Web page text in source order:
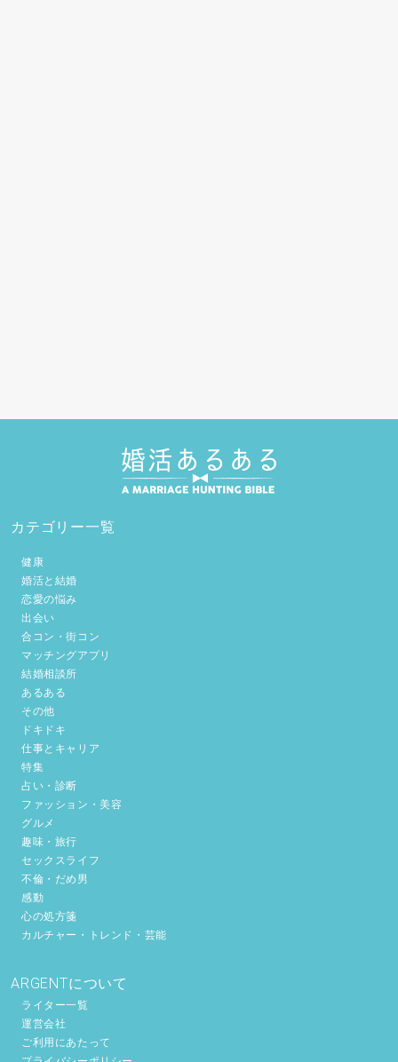
カテゴリー一覧
健康
婚活と結婚
恋愛の悩み
出会い
合コン・街コン
マッチングアプリ
結婚相談所
あるある
その他
ドキドキ
仕事とキャリア
特集
占い・診断
ファッション・美容
グルメ
趣味・旅行
セックスライフ
不倫・だめ男
感動
心の処方箋
カルチャー・トレンド・芸能
ARGENTについて
ライター一覧
運営会社
ご利用にあたって